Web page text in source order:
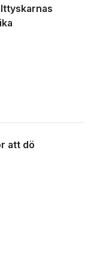
att dö
röster: